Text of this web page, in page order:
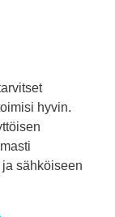
hyvin.
sähköiseen